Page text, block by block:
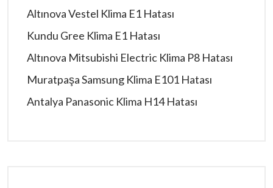
Altınova Vestel Klima E1 Hatası
Kundu Gree Klima E1 Hatası
Altınova Mitsubishi Electric Klima P8 Hatası
Muratpaşa Samsung Klima E101 Hatası
Antalya Panasonic Klima H14 Hatası